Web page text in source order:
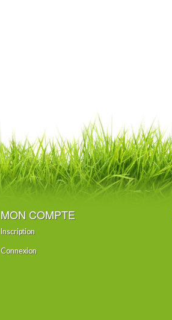
MON COMPTE
Inscription
Connexion